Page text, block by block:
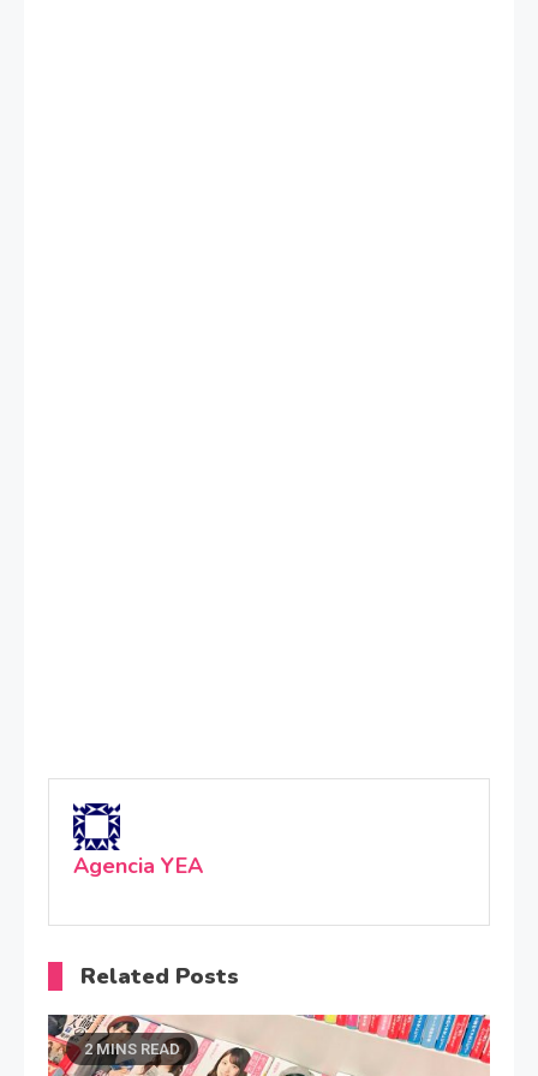
Agencia YEA
Related Posts
2 MINS READ